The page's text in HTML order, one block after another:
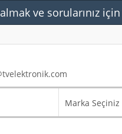
Marka Seçiniz
ve sorularınız için